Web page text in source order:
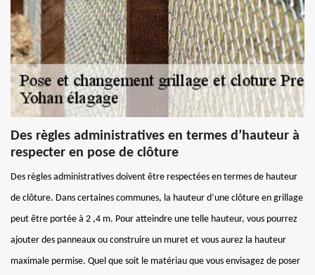
Des règles administratives en termes d’hauteur à
respecter en pose de clôture
Des règles administratives doivent être respectées en termes de hauteur
de clôture. Dans certaines communes, la hauteur d’une clôture en grillage
peut être portée à 2 ,4 m. Pour atteindre une telle hauteur, vous pourrez
ajouter des panneaux ou construire un muret et vous aurez la hauteur
maximale permise. Quel que soit le matériau que vous envisagez de poser